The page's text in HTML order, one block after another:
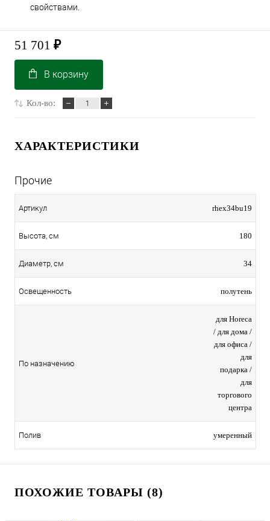
свойствами.
51 701 ₽
В корзину
Кол-во:
ХАРАКТЕРИСТИКИ
Прочие
Артикул rhex34bu19
Высота, см 180
Диаметр, см 34
Освещенность полутень
По назначению
для Horeca
/ для дома /
для офиса /
для
подарка /
для
торгового
центра
Полив умеренный
ПОХОЖИЕ ТОВАРЫ (8)